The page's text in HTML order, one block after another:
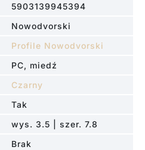
5903139945394
Nowodvorski
Profile Nowodvorski
PC, miedź
Czarny
Tak
wys. 3.5 | szer. 7.8
Brak